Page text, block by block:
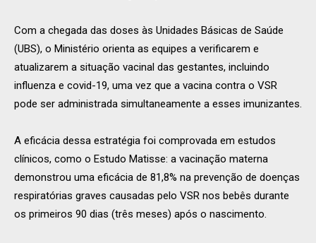
Com a chegada das doses às Unidades Básicas de Saúde
(UBS), o Ministério orienta as equipes a verificarem e
atualizarem a situação vacinal das gestantes, incluindo
influenza e covid-19, uma vez que a vacina contra o VSR
pode ser administrada simultaneamente a esses imunizantes.
A eficácia dessa estratégia foi comprovada em estudos
clínicos, como o Estudo Matisse: a vacinação materna
demonstrou uma eficácia de 81,8% na prevenção de doenças
respiratórias graves causadas pelo VSR nos bebês durante
os primeiros 90 dias (três meses) após o nascimento.